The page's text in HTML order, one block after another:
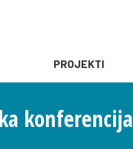
PROJEKTI
konferencija